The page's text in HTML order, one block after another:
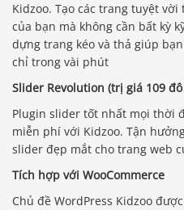
Kidzoo. Tạo các trang tuyệt
của bạn mà không cần bất kỳ
dựng trang kéo và thả giúp
chỉ trong vài phút
Slider Revolution (trị giá 109
Plugin slider tốt nhất mọi thời
miễn phí với Kidzoo. Tận
slider đẹp mắt cho trang web
Tích hợp với WooCommerce
Chủ đề WordPress Kidzoo